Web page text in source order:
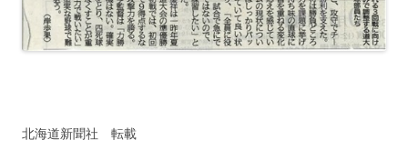
北海道新聞社 転載